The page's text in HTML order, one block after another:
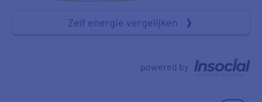
Zelf energie vergelijken
powered by